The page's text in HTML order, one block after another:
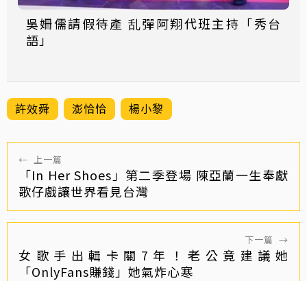
吳姍儒請假待產 乱彈阿翔代班主持「秀台
語」
許效舜 澎恰恰 楊小黎
← 上一篇
「In Her Shoes」第二季登場 陳亞蘭一生奉獻
歌仔戲讓世界看見台灣
下一篇 →
女歌手出輯卡關7年！老公竟建議她
「OnlyFans賺錢」她氣炸心寒